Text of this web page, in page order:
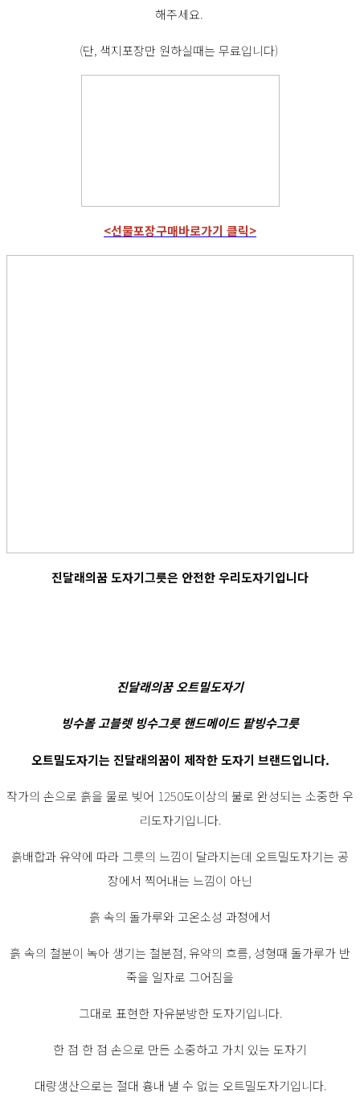
해주세요.
(단, 색지포장만 원하실때는 무료입니다)
<선물포장구매바로가기 클릭>
진달래의꿈 도자기그릇은 안전한 우리도자기입니다
진달래의꿈 오트밀도자기
빙수볼 고블렛 빙수그릇 핸드메이드 팥빙수그릇
오트밀도자기는 진달래의꿈이 제작한 도자기 브랜드입니다.
작가의 손으로 흙을 물로 빚어 1250도이상의 불로 완성되는 소중한 우
리도자기입니다.
흙배합과 유약에 따라 그릇의 느낌이 달라지는데 오트밀도자기는 공
장에서 찍어내는 느낌이 아닌
흙 속의 돌가루와 고온소성 과정에서
흙 속의 철분이 녹아 생기는 철분점, 유약의 흐름, 성형때 돌가루가 반
죽을 일자로 그어짐을
그대로 표현한 자유분방한 도자기입니다.
한 점 한 점 손으로 만든 소중하고 가치 있는 도자기
대량생산으로는 절대 흉내 낼 수 없는 오트밀도자기입니다.